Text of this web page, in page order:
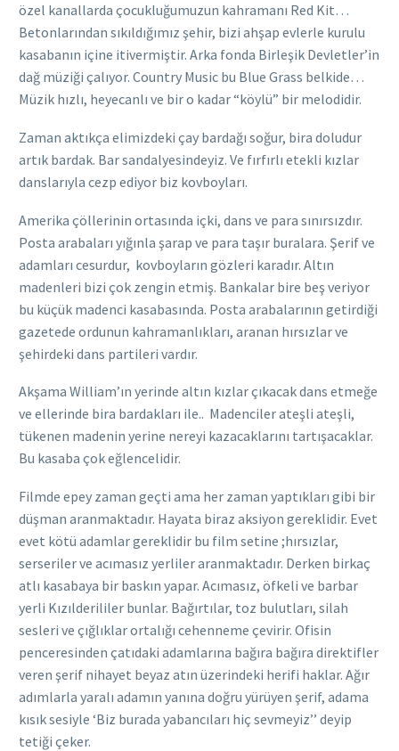
özel kanallarda çocukluğumuzun kahramanı Red Kit…
Betonlarından sıkıldığımız şehir, bizi ahşap evlerle kurulu
kasabanın içine itivermiştir. Arka fonda Birleşik Devletler’in
dağ müziği çalıyor. Country Music bu Blue Grass belkide…
Müzik hızlı, heyecanlı ve bir o kadar “köylü” bir melodidir.
Zaman aktıkça elimizdeki çay bardağı soğur, bira doludur
artık bardak. Bar sandalyesindeyiz. Ve fırfırlı etekli kızlar
danslarıyla cezp ediyor biz kovboyları.
Amerika çöllerinin ortasında içki, dans ve para sınırsızdır.
Posta arabaları yığınla şarap ve para taşır buralara. Şerif ve
adamları cesurdur, kovboyların gözleri karadır. Altın
madenleri bizi çok zengin etmiş. Bankalar bire beş veriyor
bu küçük madenci kasabasında. Posta arabalarının getirdiği
gazetede ordunun kahramanlıkları, aranan hırsızlar ve
şehirdeki dans partileri vardır.
Akşama William’ın yerinde altın kızlar çıkacak dans etmeğe
ve ellerinde bira bardakları ile.. Madenciler ateşli ateşli,
tükenen madenin yerine nereyi kazacaklarını tartışacaklar.
Bu kasaba çok eğlencelidir.
Filmde epey zaman geçti ama her zaman yaptıkları gibi bir
düşman aranmaktadır. Hayata biraz aksiyon gereklidir. Evet
evet kötü adamlar gereklidir bu film setine ;hırsızlar,
serseriler ve acımasız yerliler aranmaktadır. Derken birkaç
atlı kasabaya bir baskın yapar. Acımasız, öfkeli ve barbar
yerli Kızılderililer bunlar. Bağırtılar, toz bulutları, silah
sesleri ve çığlıklar ortalığı cehenneme çevirir. Ofisin
penceresinden çatıdaki adamlarına bağıra bağıra direktifler
veren şerif nihayet beyaz atın üzerindeki herifi haklar. Ağır
adımlarla yaralı adamın yanına doğru yürüyen şerif, adama
kısık sesiyle ‘Biz burada yabancıları hiç sevmeyiz’’ deyip
tetiği çeker.